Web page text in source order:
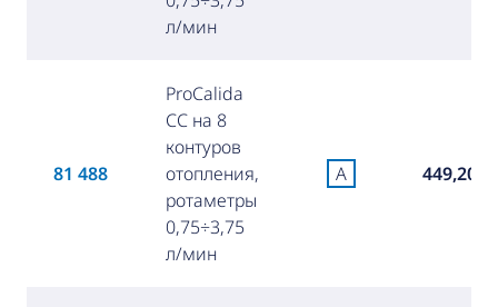
л/мин
81 488
ProCalida
CC на 8
контуров
отопления,
ротаметры
0,75÷3,75
л/мин
A 449,20 €